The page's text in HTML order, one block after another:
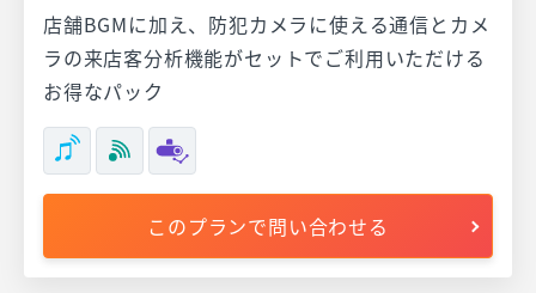
店舗BGMに加え、防犯カメラに使える通信とカメ
ラの来店客分析機能がセットでご利用いただける
お得なパック
このプランで問い合わせる